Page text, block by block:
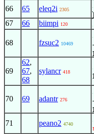
66 65 eleq2i 2305
67 66 biimpi 120
68 fzsuc2 10469
69
62,
67,
68
sylancr 418
70 69 adantr 276
71 peano2 4740